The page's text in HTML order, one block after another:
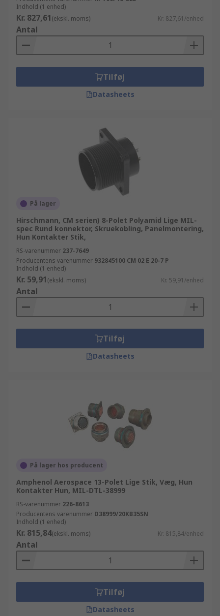
Indhold (1 enhed)
Kr. 827,61(ekskl. moms) Kr. 827,61/enhed
Antal
Tilføj
Datasheets
På lager
Hirschmann, CM serien) 8-Polet Polyamid Lige MIL-
spec Rund konnektor, Skruekobling, Panelmontering,
Hun Kontakter Stik,
RS-varenummer 237-7649
Producentens varenummer 932845100 CM 02 E 20-7 P
Indhold (1 enhed)
Kr. 59,91(ekskl. moms) Kr. 59,91/enhed
Antal
Tilføj
Datasheets
På lager hos producent
Amphenol Aerospace 13-Polet Lige Stik, Væg, Hun
Kontakter Hun, MIL-DTL-38999
RS-varenummer 226-8613
Producentens varenummer D38999/20KB35SN
Indhold (1 enhed)
Kr. 815,84(ekskl. moms) Kr. 815,84/enhed
Antal
Tilføj
Datasheets